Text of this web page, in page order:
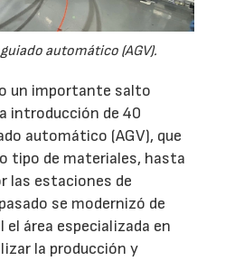
automático (AGV).
un importante salto
introducción de 40
automático (AGV), que
tipo de materiales, hasta
las estaciones de
se modernizó de
área especializada en
la producción y